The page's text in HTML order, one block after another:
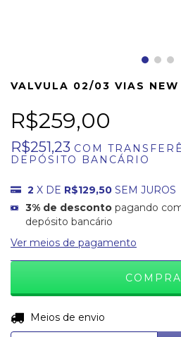
VALVULA 02/03 VIAS
R$259,00
R$251,23 COM
DEPÓSITO BANCÁRIO
2 X DE R$129,50 SEM JUROS
3% de desconto pagando
depósito bancário
Ver meios de pagamento
Entregas para o CEP:
Meios de envio